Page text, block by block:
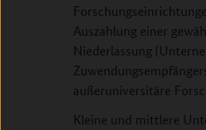
Auszahlung einer
Niederlassung
außeruniversitäre
Kleine und mittlere